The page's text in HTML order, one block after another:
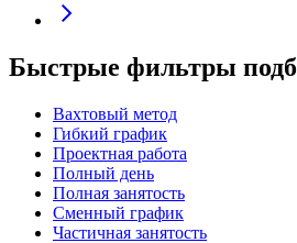
Быстрые фильтры
Вахтовый метод
Гибкий график
Проектная работа
Полный день
Полная занятость
Сменный график
Частичная занятость